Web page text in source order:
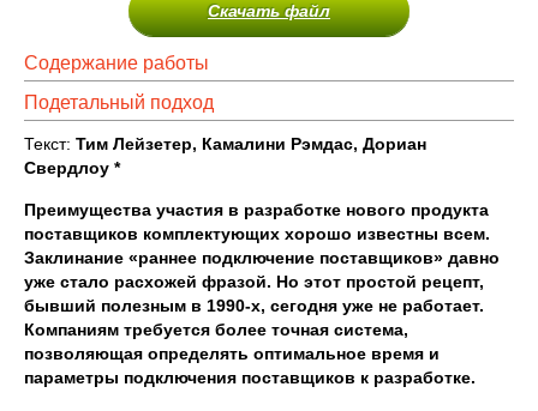
Скачать файл
Содержание работы
Подетальный подход
Текст: Тим Лейзетер, Камалини Рэмдас, Дориан
Свердлоу *
Преимущества участия в разработке нового продукта
поставщиков комплектующих хорошо известны всем.
Заклинание «раннее подключение поставщиков» давно
уже стало расхожей фразой. Но этот простой рецепт,
бывший полезным в 1990-х, сегодня уже не работает.
Компаниям требуется более точная система,
позволяющая определять оптимальное время и
параметры подключения поставщиков к разработке.